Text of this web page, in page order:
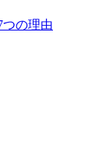
の理由